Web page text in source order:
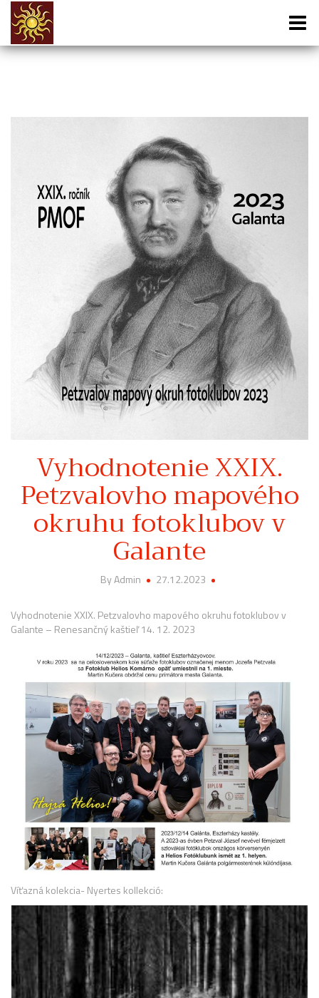
Vyhodnotenie XXIX.
Petzvalovho mapového
okruhu fotoklubov v
Galante
By Admin 27.12.2023
Vyhodnotenie XXIX. Petzvalovho mapového okruhu fotoklubov v
Galante – Renesančný kaštieľ 14. 12. 2023
Víťazná kolekcia- Nyertes kollekció: